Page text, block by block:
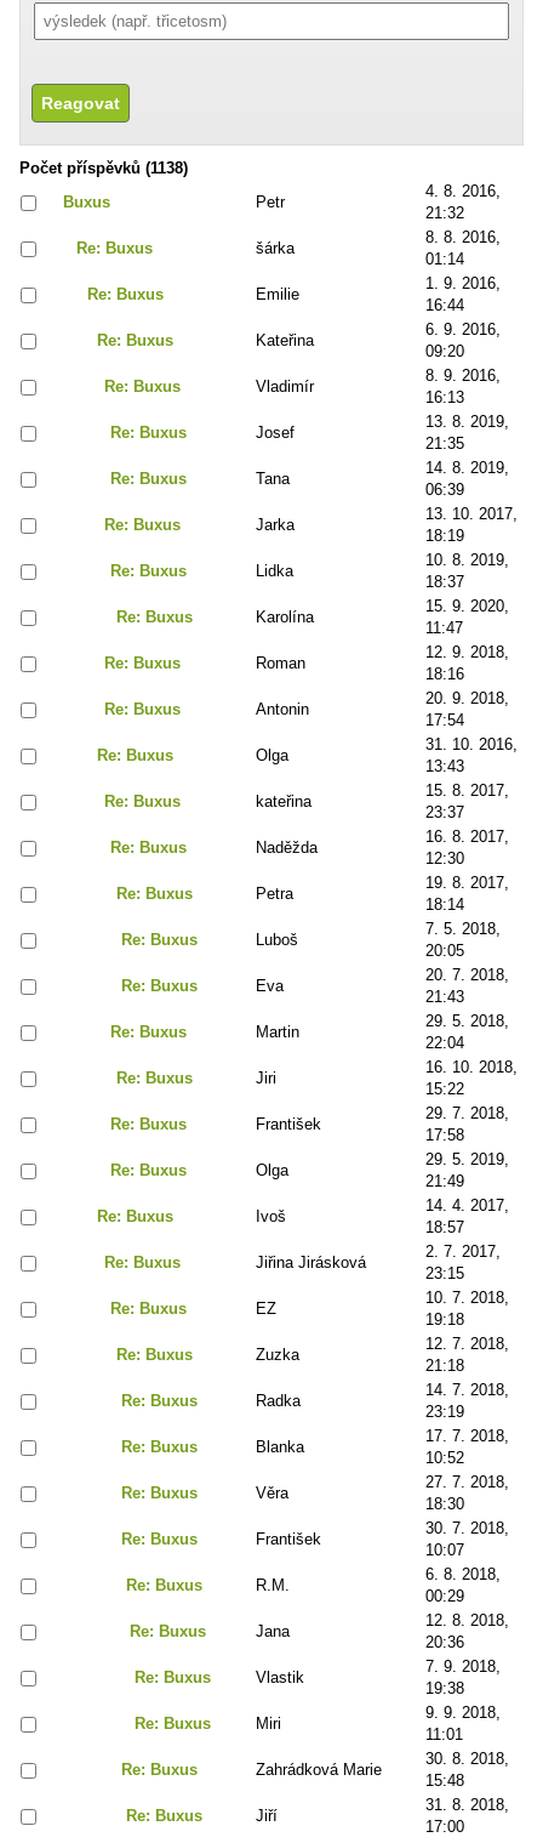
Počet příspěvků (1138)
Buxus
Petr
4. 8. 2016,
21:32
Re: Buxus
šárka
8. 8. 2016,
01:14
Re: Buxus
Emilie
1. 9. 2016,
16:44
Re: Buxus
Kateřina
6. 9. 2016,
09:20
Re: Buxus
Vladimír
8. 9. 2016,
16:13
Re: Buxus
Josef
13. 8. 2019,
21:35
Re: Buxus
Tana
14. 8. 2019,
06:39
Re: Buxus
Jarka
13. 10. 2017,
18:19
Re: Buxus
Lidka
10. 8. 2019,
18:37
Re: Buxus
Karolína
15. 9. 2020,
11:47
Re: Buxus
Roman
12. 9. 2018,
18:16
Re: Buxus
Antonin
20. 9. 2018,
17:54
Re: Buxus
Olga
31. 10. 2016,
13:43
Re: Buxus
kateřina
15. 8. 2017,
23:37
Re: Buxus
Naděžda
16. 8. 2017,
12:30
Re: Buxus
Petra
19. 8. 2017,
18:14
Re: Buxus
Luboš
7. 5. 2018,
20:05
Re: Buxus
Eva
20. 7. 2018,
21:43
Re: Buxus
Martin
29. 5. 2018,
22:04
Re: Buxus
Jiri
16. 10. 2018,
15:22
Re: Buxus
František
29. 7. 2018,
17:58
Re: Buxus
Olga
29. 5. 2019,
21:49
Re: Buxus
Ivoš
14. 4. 2017,
18:57
Re: Buxus
Jiřina Jirásková
2. 7. 2017,
23:15
Re: Buxus
EZ
10. 7. 2018,
19:18
Re: Buxus
Zuzka
12. 7. 2018,
21:18
Re: Buxus
Radka
14. 7. 2018,
23:19
Re: Buxus
Blanka
17. 7. 2018,
10:52
Re: Buxus
Věra
27. 7. 2018,
18:30
Re: Buxus
František
30. 7. 2018,
10:07
Re: Buxus
R.M.
6. 8. 2018,
00:29
Re: Buxus
Jana
12. 8. 2018,
20:36
Re: Buxus
Vlastik
7. 9. 2018,
19:38
Re: Buxus
Miri
9. 9. 2018,
11:01
Re: Buxus
Zahrádková Marie
30. 8. 2018,
15:48
Re: Buxus
Jiří
31. 8. 2018,
17:00